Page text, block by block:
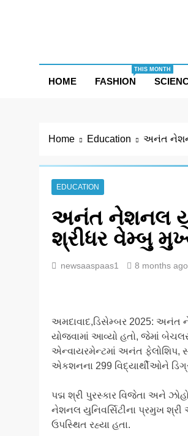
HOME FASHION
THIS MONTH
Home Education અનંત નેશનલ
EDUCATION
અનંત નેશનલ
શ્રીધર વેમ્બુ
newsaaspaas1 8 months ago
અમદાવાદ,ડિસેમ્બર 2025: અનંત
યોજવામાં આવ્યો હતો, જેમાં
એન્વાયરમેન્ટમાં અનંત
એકશનના 299 વિદ્યાર્થીઓને
​પદ્મ શ્રી પુરસ્કાર વિજેતા અને
નેશનલ યુનિવર્સિટીના પ્રમુખ શ્રી
ઉપસ્થિત રહ્યા હતા.